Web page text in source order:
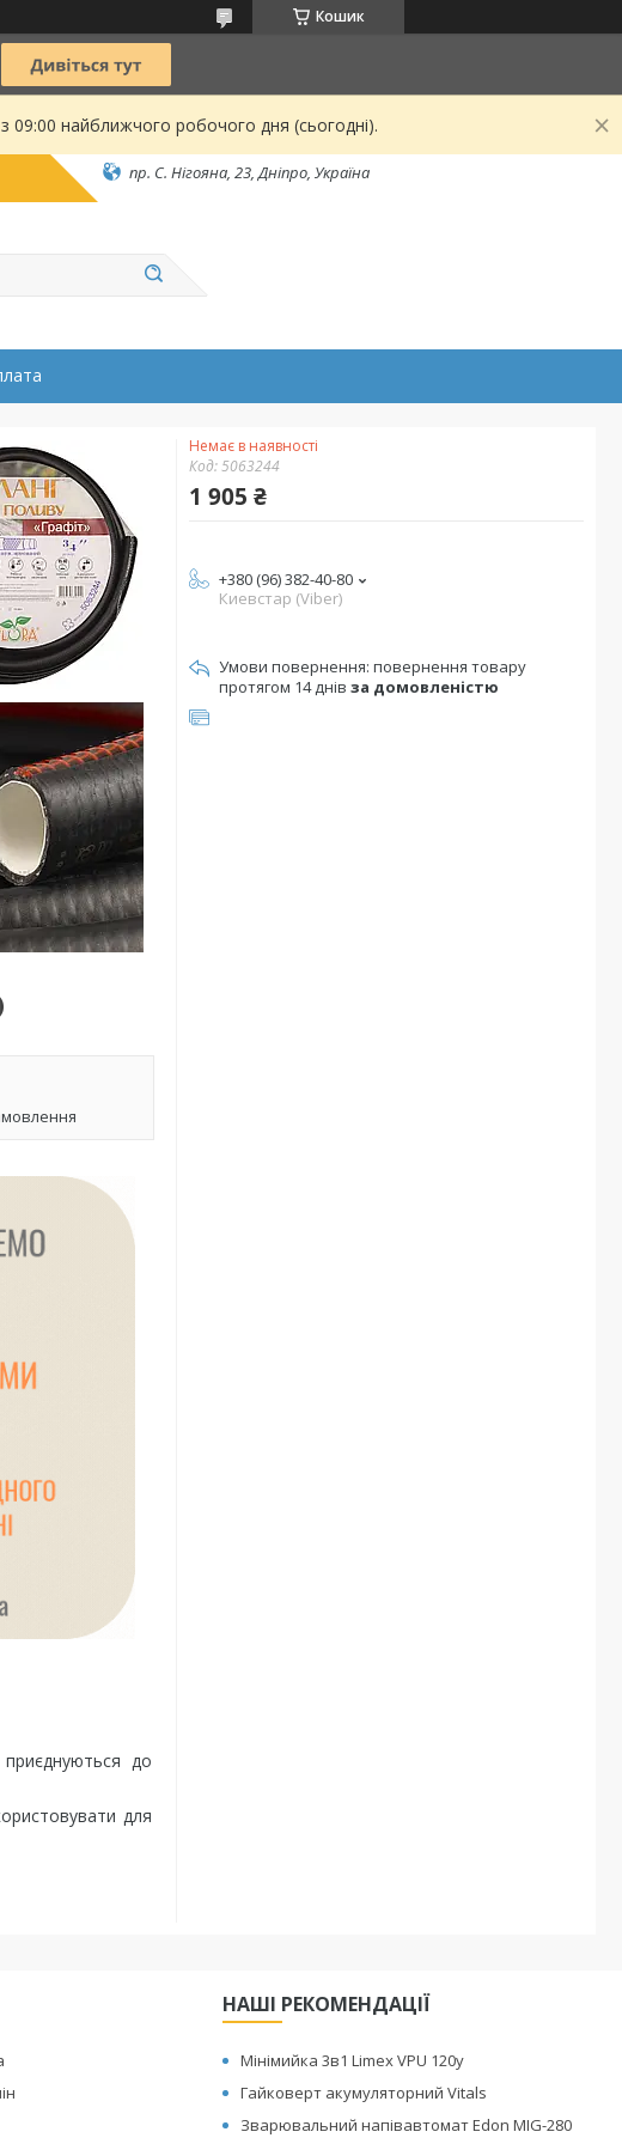
Кошик
09:00 найближчого робочого дня (сьогодні).
пр. С. Нігояна, 23, Дніпро, Україна
до
для
Немає в наявності
Код:5063244
1 905 ₴
+380 (96) 382-40-80
Киевстар (Viber)
повернення товару
протягом 14 днів за домовленістю
НАШІ РЕКОМЕНДАЦІЇ
Мінімийка 3в1 Limex VPU 120y
Гайковерт акумуляторний Vitals
Зварювальний напівавтомат Edon MIG-280